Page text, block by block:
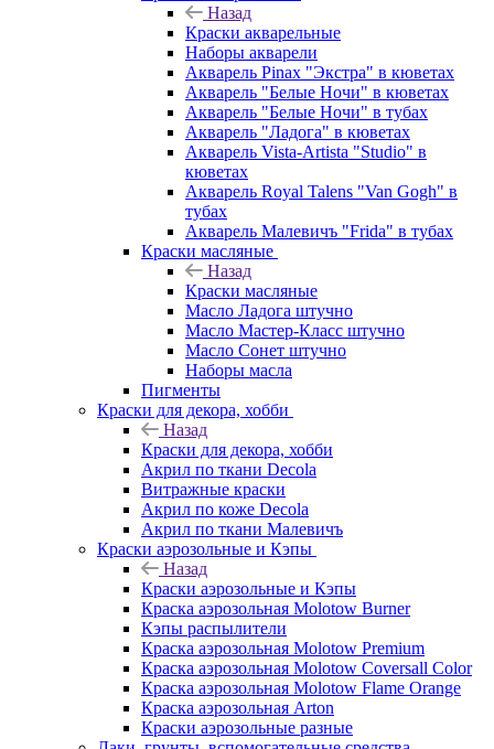
Назад
Краски акварельные
Наборы акварели
Акварель Pinax "Экстра" в кюветах
Акварель "Белые Ночи" в кюветах
Акварель "Белые Ночи" в тубах
Акварель "Ладога" в кюветах
Акварель Vista-Artista "Studio" в
кюветах
Акварель Royal Talens "Van Gogh" в
тубах
Акварель Малевичъ "Frida" в тубах
Краски масляные
Назад
Краски масляные
Масло Ладога штучно
Масло Мастер-Класс штучно
Масло Сонет штучно
Наборы масла
Пигменты
Краски для декора, хобби
Назад
Краски для декора, хобби
Акрил по ткани Decola
Витражные краски
Акрил по коже Decola
Акрил по ткани Малевичъ
Краски аэрозольные и Кэпы
Назад
Краски аэрозольные и Кэпы
Краска аэрозольная Molotow Burner
Кэпы распылители
Краска аэрозольная Molotow Premium
Краска аэрозольная Molotow Coversall Color
Краска аэрозольная Molotow Flame Orange
Краска аэрозольная Arton
Краски аэрозольные разные